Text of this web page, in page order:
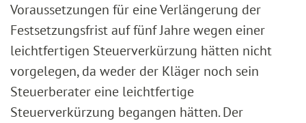
Voraussetzungen für eine Verlängerung der
Festsetzungsfrist auf fünf Jahre wegen einer
leichtfertigen Steuerverkürzung hätten nicht
vorgelegen, da weder der Kläger noch sein
Steuerberater eine leichtfertige
Steuerverkürzung begangen hätten. Der